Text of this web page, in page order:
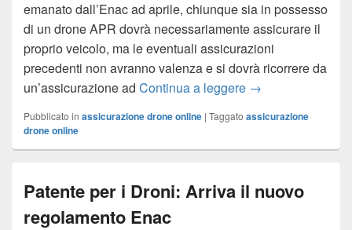
emanato dall’Enac ad aprile, chiunque sia in possesso
di un drone APR dovrà necessariamente assicurare il
proprio veicolo, ma le eventuali assicurazioni
precedenti non avranno valenza e si dovrà ricorrere da
un’assicurazione ad Continua a leggere Assicurare il
→
Pubblicato in assicurazione drone online | Taggato assicurazione
drone online
Patente per i Droni: Arriva il nuovo
regolamento Enac